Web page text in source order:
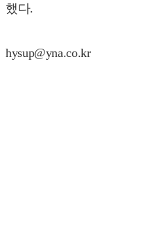
했다.
hysup@yna.co.kr